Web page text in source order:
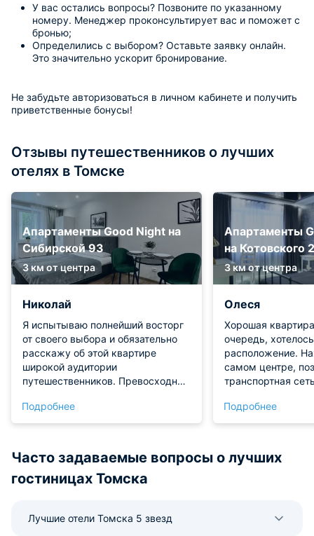
У вас остались вопросы? Позвоните по указанному
номеру. Менеджер проконсультирует вас и поможет с
бронью;
Определились с выбором? Оставьте заявку онлайн.
Это значительно ускорит бронирование.
Не забудьте авторизоваться в личном кабинете и получить
приветственные бонусы!
Отзывы путешественников о лучших
отелях в Томске
Апартаменты Good Night на
Сибирской 93
3 км от центра
Николай
Я испытываю полнейший восторг
от своего выбора и обязательно
расскажу об этой квартире
широкой аудитории
путешественников. Превосходные
исключительный уровень
комфорта делают это место
невероятного психологического
спокойствия и гармонии, которое
Восстановление энергии
Подробнее
Апартаменты
на Котовского
3 км от центра
Олеся
Хорошая
очередь,
расположение.
самом центре,
транспортная
магазины и кафе.
квартире очень
интернет,
Подробнее
Часто задаваемые вопросы о лучших
гостиницах Томска
Лучшие отели Томска 5 звезд